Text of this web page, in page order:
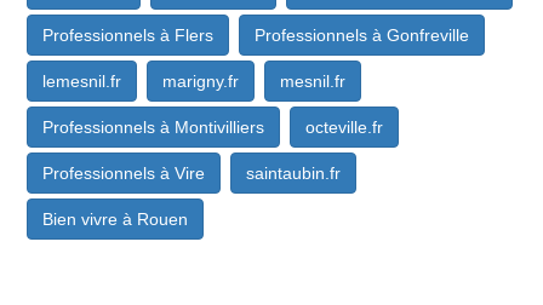
Professionnels à Flers Professionnels à Gonfreville
lemesnil.fr marigny.fr mesnil.fr
Professionnels à Montivilliers octeville.fr
Professionnels à Vire saintaubin.fr
Bien vivre à Rouen